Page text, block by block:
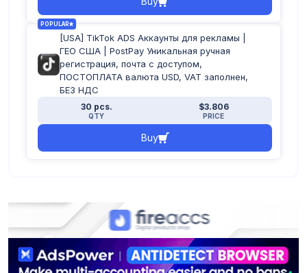
POPULAR
[USA] TikTok ADS Аккаунты для рекламы |
ГЕО США | PostPay Уникальная ручная
регистрация, почта с доступом,
ПОСТОПЛАТА валюта USD, VAT заполнен,
БЕЗ НДС
30 pcs.
QTY
$3.806
PRICE
Buy